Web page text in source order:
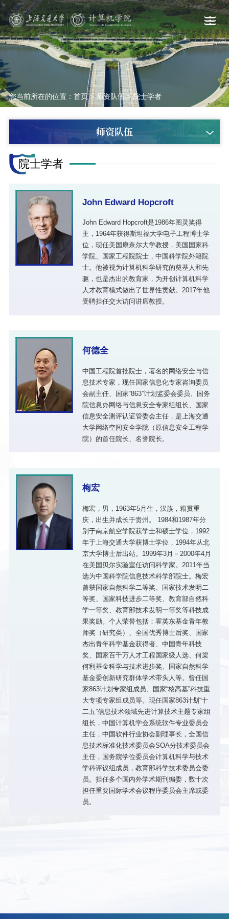
您当前所在的位置： 首页>师资队伍>院士学者
师资队伍
院士学者
John Edward Hopcroft
John Edward Hopcroft是1986年图灵奖得
主，1964年获得斯坦福大学电子工程博士学
位，现任美国康奈尔大学教授，美国国家科
学院、国家工程院院士，中国科学院外籍院
士。他被视为计算机科学研究的奠基人和先
驱，也是杰出的教育家，为开创计算机科学
人才教育模式做出了世界性贡献。2017年他
受聘担任交大访问讲席教授。
何德全
中国工程院首批院士，著名的网络安全与信
息技术专家，现任国家信息化专家咨询委员
会副主任、国家“863”计划监委会委员、国务
院信息办网络与信息安全专家组组长、国家
信息安全测评认证管委会主任，是上海交通
大学网络空间安全学院（原信息安全工程学
院）的首任院长、名誉院长。
梅宏
梅宏，男，1963年5月生，汉族，籍贯重
庆，出生并成长于贵州。 1984和1987年分
别于南京航空学院获学士和硕士学位，1992
年于上海交通大学获博士学位，1994年从北
京大学博士后出站。1999年3月－2000年4月
在美国贝尔实验室任访问科学家。2011年当
选为中国科学院信息技术科学部院士。梅宏
曾获国家自然科学二等奖、国家技术发明二
等奖、国家科技进步二等奖、教育部自然科
学一等奖、教育部技术发明一等奖等科技成
果奖励。个人荣誉包括：霍英东基金青年教
师奖（研究类）、全国优秀博士后奖、国家
杰出青年科学基金获得者、中国青年科技
奖、国家百千万人才工程国家级人选、何梁
何利基金科学与技术进步奖、国家自然科学
基金委创新研究群体学术带头人等。曾任国
家863计划专家组成员、国家“核高基”科技重
大专项专家组成员等。现任国家863计划“十
二五”信息技术领域先进计算技术主题专家组
组长，中国计算机学会系统软件专业委员会
主任，中国软件行业协会副理事长，全国信
息技术标准化技术委员会SOA分技术委员会
主任，国务院学位委员会计算机科学与技术
学科评议组成员，教育部科学技术委员会委
员。担任多个国内外学术期刊编委，数十次
担任重要国际学术会议程序委员会主席或委
员。